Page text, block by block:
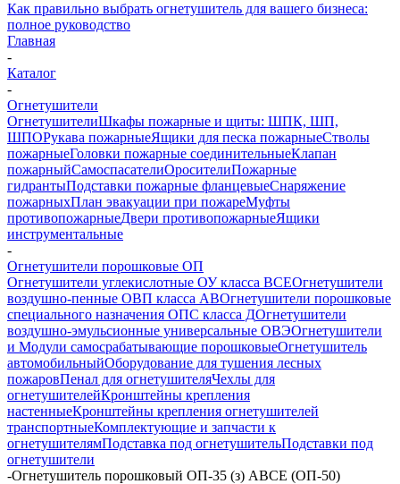
Как правильно выбрать огнетушитель для вашего бизнеса:
полное руководство
Главная
-
Каталог
-
Огнетушители
ОгнетушителиШкафы пожарные и щиты: ШПК, ШП,
ШПОРукава пожарныеЯщики для песка пожарныеСтволы
пожарныеГоловки пожарные соединительныеКлапан
пожарныйСамоспасателиОросителиПожарные
гидрантыПодставки пожарные фланцевыеСнаряжение
пожарныхПлан эвакуации при пожареМуфты
противопожарныеДвери противопожарныеЯщики
инструментальные
-
Огнетушители порошковые ОП
Огнетушители углекислотные ОУ класса ВСЕОгнетушители
воздушно-пенные ОВП класса АВОгнетушители порошковые
специального назначения ОПС класса ДОгнетушители
воздушно-эмульсионные универсальные ОВЭОгнетушители
и Модули самосрабатывающие порошковыеОгнетушитель
автомобильныйОборудование для тушения лесных
пожаровПенал для огнетушителяЧехлы для
огнетушителейКронштейны крепления
настенныеКронштейны крепления огнетушителей
транспортныеКомплектующие и запчасти к
огнетушителямПодставка под огнетушительПодставки под
огнетушители
-Огнетушитель порошковый ОП-35 (з) АВСЕ (ОП-50)